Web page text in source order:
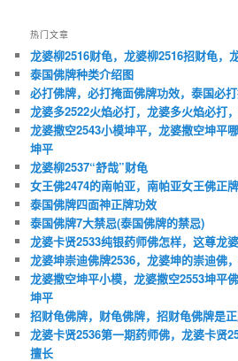
热门文章
龙婆柳2516财龟，龙婆柳2516招财龟，
泰国佛牌种类介绍图
必打佛牌，必打掩面佛牌功效，泰国必
龙婆多2522火焰必打，龙婆多火焰必打
龙婆撒空2543小模坤平，龙婆撒空坤平
坤平
龙婆柳2537“舒哉”财龟
女王佛2474的南帕亚，南帕亚女王佛正
泰国佛牌四面神正牌功效
泰国佛牌7大禁忌(泰国佛牌的禁忌)
龙婆卡贤2533纯银药师佛怎样，这尊龙
龙婆坤崇迪佛牌2536，龙婆坤的崇迪佛
龙婆撒空坤平小模，龙婆撒空2553坤平
坤平
招财龟佛牌，财龟佛牌，招财龟佛牌是正
龙婆卡贤2536第一期药师佛，龙婆卡贤
擅长